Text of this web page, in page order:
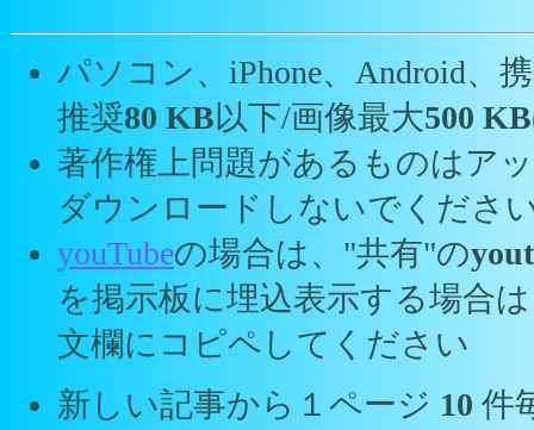
パソコン、iPhone、Android、
推奨80 KB以下/画像最大500
著作権上問題があるものはア
ダウンロードしないでくださ
youTubeの場合は、"共有"の
を掲示板に埋込表示する場合
文欄にコピペしてください
新しい記事から１ページ 10 件